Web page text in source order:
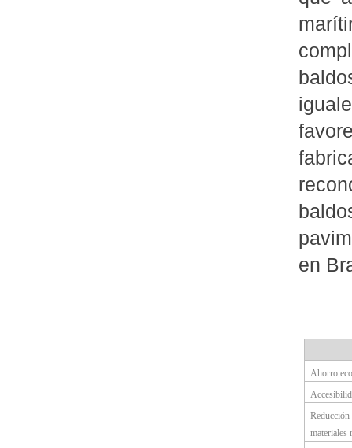
en
Ahorro
materiales